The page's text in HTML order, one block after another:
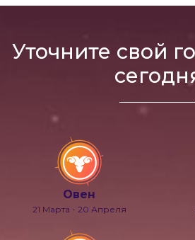
Уточните свой
Овен
21 Марта - 20 Апреля